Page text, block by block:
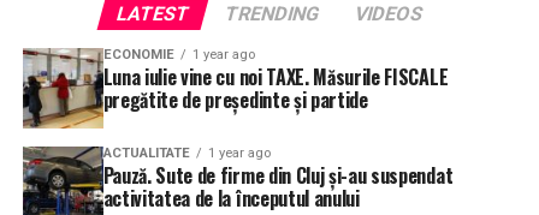
LATEST TRENDING VIDEOS
ECONOMIE 1 year ago
Luna iulie vine cu noi TAXE. Măsurile FISCALE
pregătite de președinte și partide
ACTUALITATE 1 year ago
Pauză. Sute de firme din Cluj și-au suspendat
activitatea de la începutul anului